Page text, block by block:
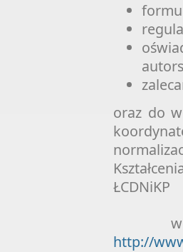
oraz do
ŁCDNiKP
w
http://